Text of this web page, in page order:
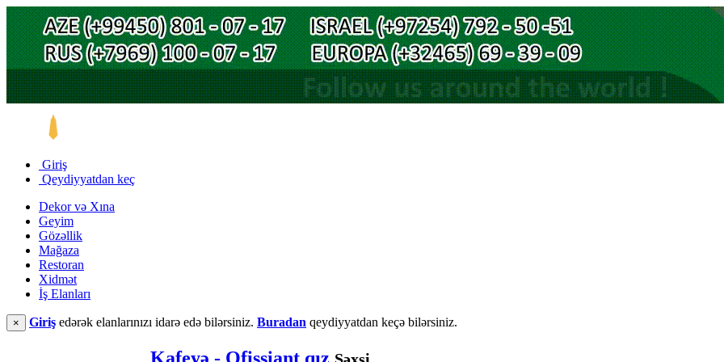
Giriş
Qeydiyyatdan keç
Dekor və Xına
Geyim
Gözəllik
Mağaza
Restoran
Xidmət
İş Elanları
× Giriş edərək elanlarınızı idarə edə bilərsiniz. Buradan qeydiyyatdan keçə bilərsiniz.